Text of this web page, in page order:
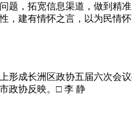
题，拓宽信息渠道，做到精
，建有情怀之言，以为民情
成长洲区政协五届六次会
政协反映。□ 李 静